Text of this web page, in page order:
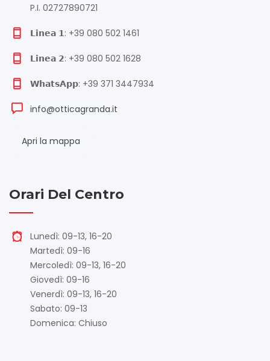
P.I. 02727890721
𝗟𝗶𝗻𝗲𝗮 𝟭: +39 080 502 1461
𝗟𝗶𝗻𝗲𝗮 𝟮: +39 080 502 1628
𝗪𝗵𝗮𝘁𝘀𝗔𝗽𝗽: +39 371 3447934
info@otticagranda.it
Apri la mappa
Orari Del Centro
Lunedì: 09-13, 16-20
Martedì: 09-16
Mercoledì: 09-13, 16-20
Giovedì: 09-16
Venerdì: 09-13, 16-20
Sabato: 09-13
Domenica: Chiuso